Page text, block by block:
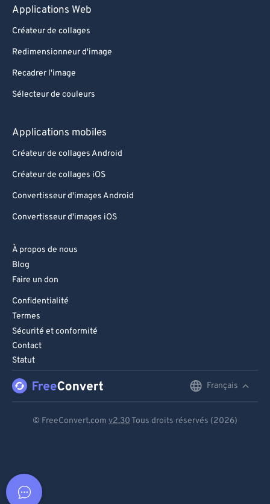
Applications Web
Créateur de collages
Redimensionneur d'image
Recadrer l'image
Sélecteur de couleurs
Applications mobiles
Créateur de collages Android
Créateur de collages iOS
Convertisseur d'images Android
Convertisseur d'images iOS
À propos de nous
Blog
Faire un don
Confidentialité
Termes
Sécurité et conformité
Contact
Statut
Français
© FreeConvert.com v2.30 Tous droits réservés (2026)